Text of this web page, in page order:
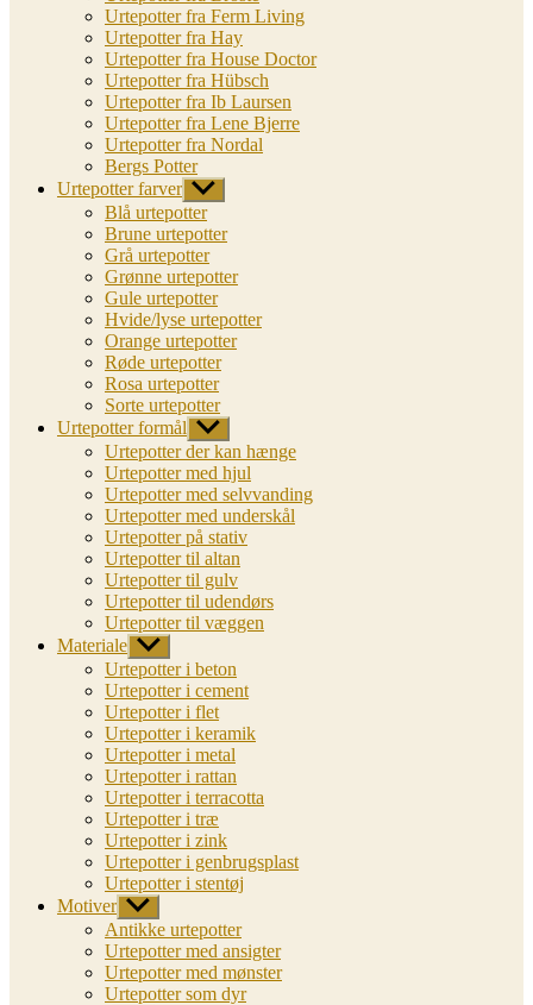
Urtepotter fra Ferm Living
Urtepotter fra Hay
Urtepotter fra House Doctor
Urtepotter fra Hübsch
Urtepotter fra Ib Laursen
Urtepotter fra Lene Bjerre
Urtepotter fra Nordal
Bergs Potter
Urtepotter farver Vis
undermenu
Blå urtepotter
Brune urtepotter
Grå urtepotter
Grønne urtepotter
Gule urtepotter
Hvide/lyse urtepotter
Orange urtepotter
Røde urtepotter
Rosa urtepotter
Sorte urtepotter
Urtepotter formål Vis
undermenu
Urtepotter der kan hænge
Urtepotter med hjul
Urtepotter med selvvanding
Urtepotter med underskål
Urtepotter på stativ
Urtepotter til altan
Urtepotter til gulv
Urtepotter til udendørs
Urtepotter til væggen
Materiale Vis
undermenu
Urtepotter i beton
Urtepotter i cement
Urtepotter i flet
Urtepotter i keramik
Urtepotter i metal
Urtepotter i rattan
Urtepotter i terracotta
Urtepotter i træ
Urtepotter i zink
Urtepotter i genbrugsplast
Urtepotter i stentøj
Motiver Vis
undermenu
Antikke urtepotter
Urtepotter med ansigter
Urtepotter med mønster
Urtepotter som dyr